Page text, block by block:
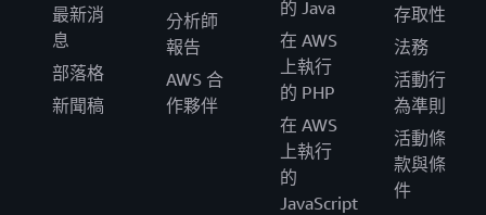
最新消
息
部落格
新聞稿
分析師
報告
AWS 合
作夥伴
的 Java
在 AWS
上執行
的 PHP
在 AWS
上執行
的
JavaScript
存取性
法務
活動行
為準則
活動條
款與條
件